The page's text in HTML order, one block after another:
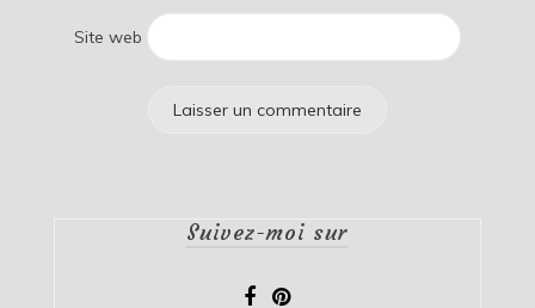
Site web
Suivez-moi sur